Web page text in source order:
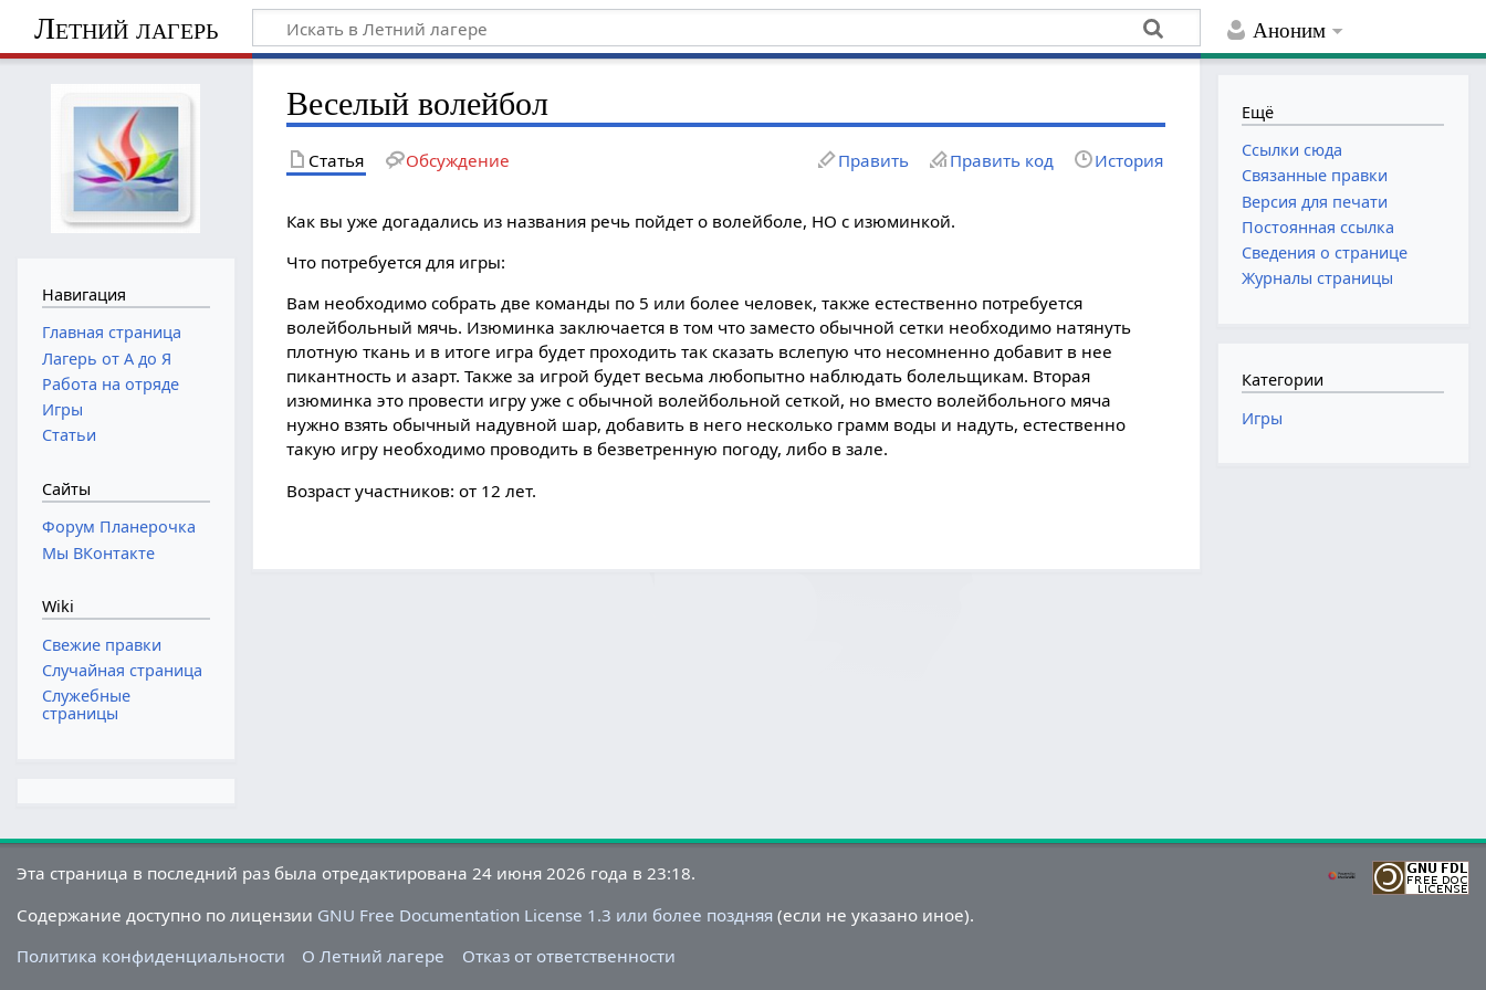
Аноним
Летний лагерь
Веселый волейбол
Статья Обсуждение Править Править код История
Как вы уже догадались из названия речь пойдет о волейболе, НО с изюминкой.
Что потребуется для игры:
Вам необходимо собрать две команды по 5 или более человек, также естественно потребуется
волейбольный мячь. Изюминка заключается в том что заместо обычной сетки необходимо натянуть
плотную ткань и в итоге игра будет проходить так сказать вслепую что несомненно добавит в нее
пикантность и азарт. Также за игрой будет весьма любопытно наблюдать болельщикам. Вторая
изюминка это провести игру уже с обычной волейбольной сеткой, но вместо волейбольного мяча
нужно взять обычный надувной шар, добавить в него несколько грамм воды и надуть, естественно
такую игру необходимо проводить в безветренную погоду, либо в зале.
Возраст участников: от 12 лет.
Навигация
Главная страница
Лагерь от А до Я
Работа на отряде
Игры
Статьи
Сайты
Форум Планерочка
Мы ВКонтакте
Wiki
Свежие правки
Случайная страница
Служебные
страницы
Ещё
Ссылки сюда
Связанные правки
Версия для печати
Постоянная ссылка
Сведения о странице
Журналы страницы
Категории
Игры
Эта страница в последний раз была отредактирована 24 июня 2026 года в 23:18.
Содержание доступно по лицензии GNU Free Documentation License 1.3 или более поздняя (если не указано иное).
Политика конфиденциальности
О Летний лагере Отказ от ответственности